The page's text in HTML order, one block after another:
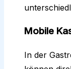
Mobile
In der